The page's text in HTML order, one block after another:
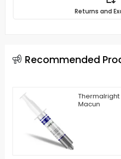
Returns and
Recommended
Thermalright
Macun